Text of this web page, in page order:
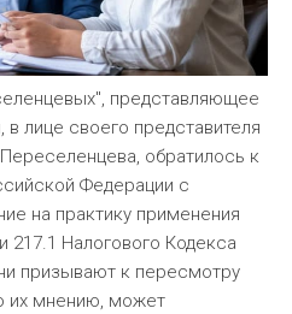
представляющее
лице своего представителя
обратилось к
Федерации с
на практику применения
217.1 Налогового Кодекса
призывают к пересмотру
их мнению, может